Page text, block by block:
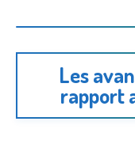
Les
rapport